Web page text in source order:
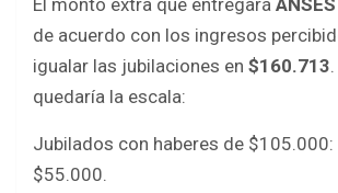
El monto extra que entregará ANSES
de acuerdo con los ingresos
igualar las jubilaciones en $160.713
quedaría la escala:
Jubilados con haberes de $105.000:
$55.000.